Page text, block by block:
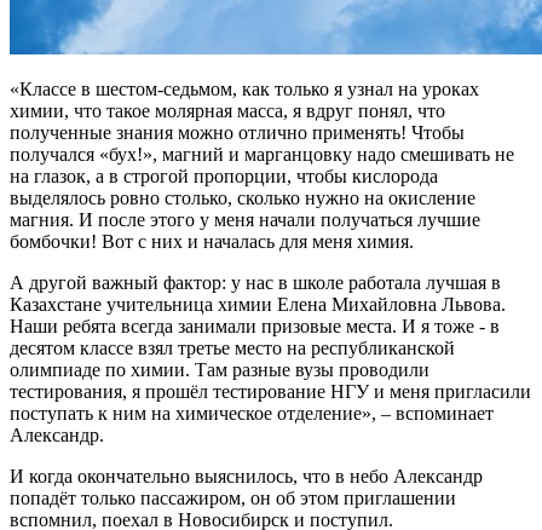
«Классе в шестом-седьмом, как только я узнал на уроках
химии, что такое молярная масса, я вдруг понял, что
полученные знания можно отлично применять! Чтобы
получался «бух!», магний и марганцовку надо смешивать не
на глазок, а в строгой пропорции, чтобы кислорода
выделялось ровно столько, сколько нужно на окисление
магния. И после этого у меня начали получаться лучшие
бомбочки! Вот с них и началась для меня химия.
А другой важный фактор: у нас в школе работала лучшая в
Казахстане учительница химии Елена Михайловна Львова.
Наши ребята всегда занимали призовые места. И я тоже - в
десятом классе взял третье место на республиканской
олимпиаде по химии. Там разные вузы проводили
тестирования, я прошёл тестирование НГУ и меня пригласили
поступать к ним на химическое отделение», – вспоминает
Александр.
И когда окончательно выяснилось, что в небо Александр
попадёт только пассажиром, он об этом приглашении
вспомнил, поехал в Новосибирск и поступил.